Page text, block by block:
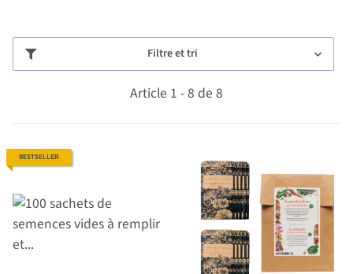
Filtre et tri
Article 1 - 8 de 8
BESTSELLER